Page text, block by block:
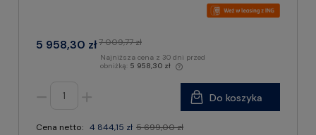
5 958,30 zł7 009,77 zł
Najniższa cena z 30 dni przed
obniżką: 5 958,30 zł
Cena netto: 4 844,15 zł 5 699,00 zł
Do koszyka